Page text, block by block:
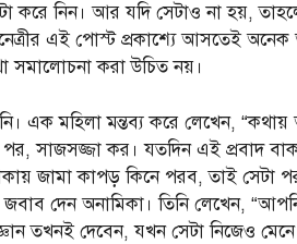
করে নিন। আর যদি সেটাও না হয়,
এই পোস্ট প্রকাশ্যে আসতেই
সমালোচনা করা উচিত নয়।
এক মহিলা মন্তব্য করে লেখেন,
সাজসজ্জা কর। যতদিন এই প্রবাদ
জামা কাপড় কিনে পরব, তাই সেটা
দেন অনামিকা। তিনি লেখেন,
জ্ঞান তখনই দেবেন, যখন সেটা